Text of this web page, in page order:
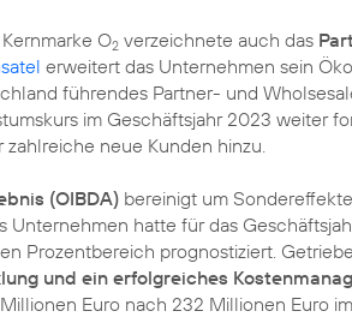
O2 verzeichnete auch das
erweitert das Unternehmen sein
führendes Partner- und
im Geschäftsjahr 2023 weiter
neue Kunden hinzu.
(OIBDA) bereinigt um
Unternehmen hatte für das
Prozentbereich prognostiziert.
und ein erfolgreiches
Euro nach 232 Millionen Euro